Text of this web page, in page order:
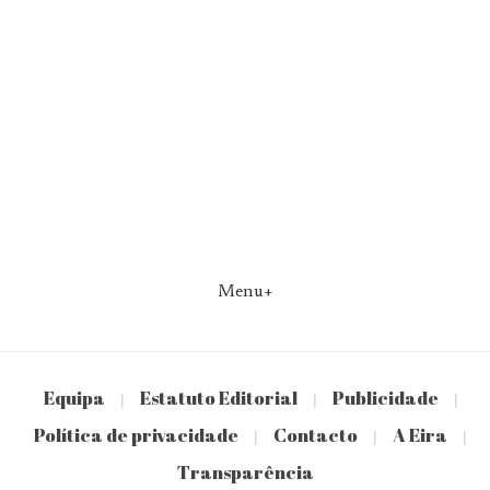
Menu+
Equipa | Estatuto Editorial | Publicidade |
Política de privacidade | Contacto | A Eira |
Transparência